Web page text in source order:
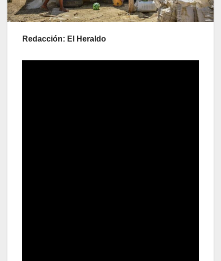
Redacción: El Heraldo